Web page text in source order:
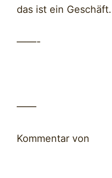
das ist ein Geschäft.
——-
——
Kommentar von